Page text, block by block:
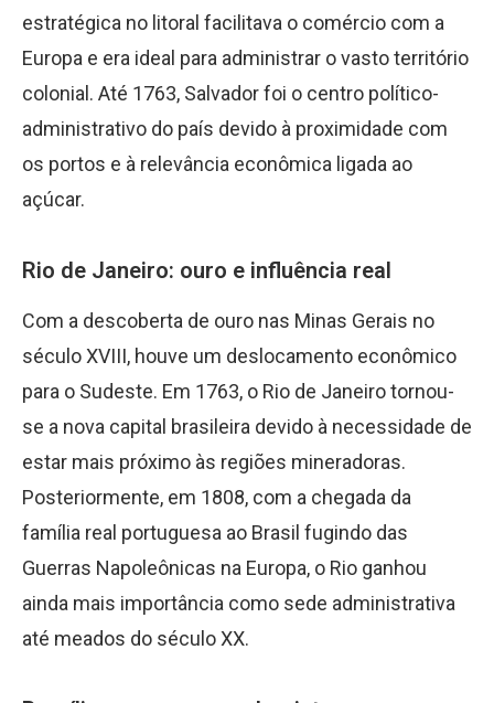
estratégica no litoral facilitava o comércio com a
Europa e era ideal para administrar o vasto território
colonial. Até 1763, Salvador foi o centro político-
administrativo do país devido à proximidade com
os portos e à relevância econômica ligada ao
açúcar.
Rio de Janeiro: ouro e influência real
Com a descoberta de ouro nas Minas Gerais no
século XVIII, houve um deslocamento econômico
para o Sudeste. Em 1763, o Rio de Janeiro tornou-
se a nova capital brasileira devido à necessidade de
estar mais próximo às regiões mineradoras.
Posteriormente, em 1808, com a chegada da
família real portuguesa ao Brasil fugindo das
Guerras Napoleônicas na Europa, o Rio ganhou
ainda mais importância como sede administrativa
até meados do século XX.